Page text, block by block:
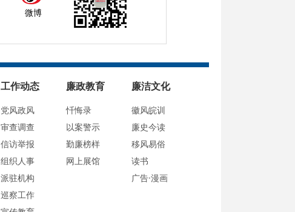
微博
工作动态
党风政风
审查调查
信访举报
组织人事
派驻机构
巡察工作
廉政教育
忏悔录
以案警示
勤廉榜样
网上展馆
廉洁文化
徽风皖训
廉史今读
移风易俗
读书
广告·漫画